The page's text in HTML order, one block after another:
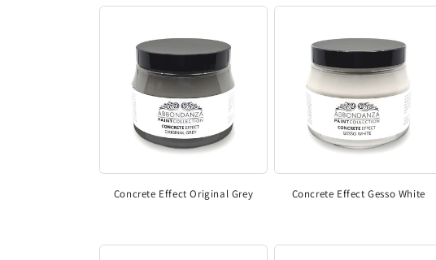
Concrete Effect Original Grey Concrete Effect Gesso White